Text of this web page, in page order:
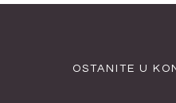
OSTANITE U